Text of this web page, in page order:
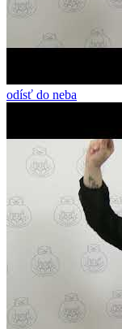
odísť do neba